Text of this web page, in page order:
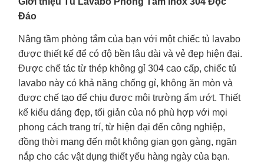
Đáo
Nâng tầm phòng tắm của bạn với một chiếc tủ lavabo
được thiết kế để có độ bền lâu dài và vẻ đẹp hiện đại.
Được chế tác từ thép không gỉ 304 cao cấp, chiếc tủ
lavabo này có khả năng chống gỉ, không ăn mòn và
được chế tạo để chịu được môi trường ẩm ướt. Thiết
kế kiểu dáng đẹp, tối giản của nó phù hợp với mọi
phong cách trang trí, từ hiện đại đến công nghiệp,
đồng thời mang đến một không gian gọn gàng, ngăn
nắp cho các vật dụng thiết yếu hàng ngày của bạn.